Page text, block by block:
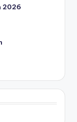
2026